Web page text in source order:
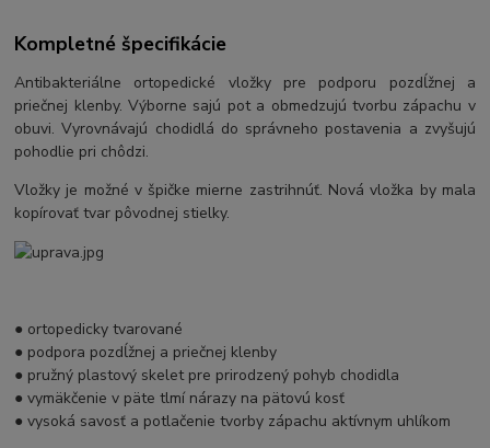
Kompletné špecifikácie
Antibakteriálne ortopedické vložky pre podporu pozdĺžnej a
priečnej klenby. Výborne sajú pot a obmedzujú tvorbu zápachu v
obuvi. Vyrovnávajú chodidlá do správneho postavenia a zvyšujú
pohodlie pri chôdzi.
Vložky je možné v špičke mierne zastrihnúť. Nová vložka by mala
kopírovať tvar pôvodnej stielky.
● ortopedicky tvarované
● podpora pozdĺžnej a priečnej klenby
● pružný plastový skelet pre prirodzený pohyb chodidla
● vymäkčenie v päte tlmí nárazy na pätovú kosť
● vysoká savosť a potlačenie tvorby zápachu aktívnym uhlíkom